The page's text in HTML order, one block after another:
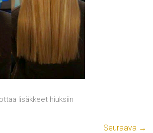
lisäkkeet hiuksiin
Seuraava →